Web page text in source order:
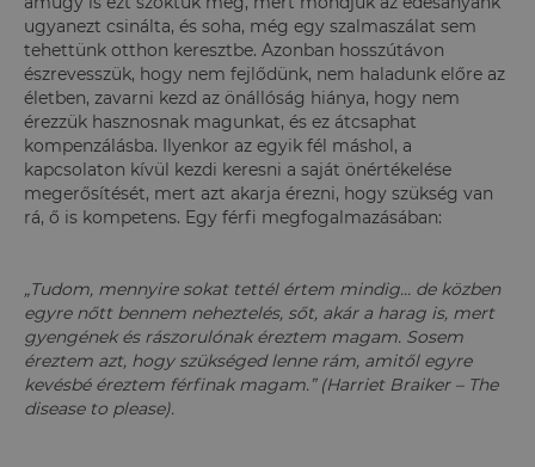
ugyanezt csinálta, és soha, még egy szalmaszálat sem
tehettünk otthon keresztbe. Azonban hosszútávon
észrevesszük, hogy nem fejlődünk, nem haladunk előre az
életben, zavarni kezd az önállóság hiánya, hogy nem
érezzük hasznosnak magunkat, és ez átcsaphat
kompenzálásba. Ilyenkor az egyik fél máshol, a
kapcsolaton kívül kezdi keresni a saját önértékelése
megerősítését, mert azt akarja érezni, hogy szükség van
rá, ő is kompetens. Egy férfi megfogalmazásában:
„Tudom, mennyire sokat tettél értem mindig… de közben
egyre nőtt bennem neheztelés, sőt, akár a harag is, mert
gyengének és rászorulónak éreztem magam. Sosem
éreztem azt, hogy szükséged lenne rám, amitől egyre
kevésbé éreztem férfinak magam.” (Harriet Braiker – The
disease to please).